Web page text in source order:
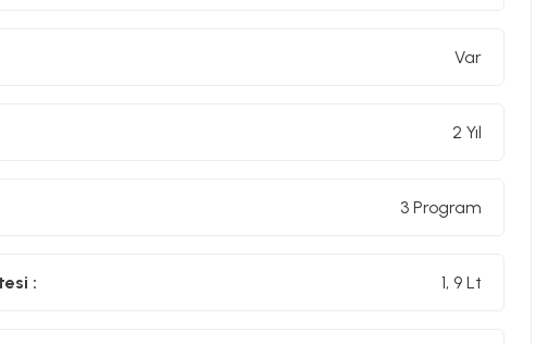
Var
2 Yıl
3 Program
: 1, 9 Lt